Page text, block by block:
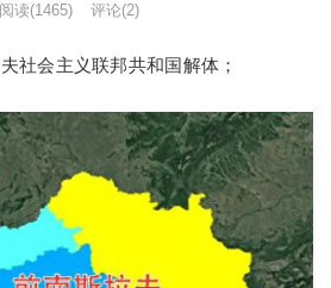
阅读(1465) 评论(2)
社会主义联邦共和国解体；